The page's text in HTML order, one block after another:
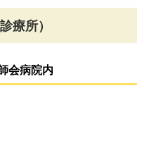
療所）
会病院内